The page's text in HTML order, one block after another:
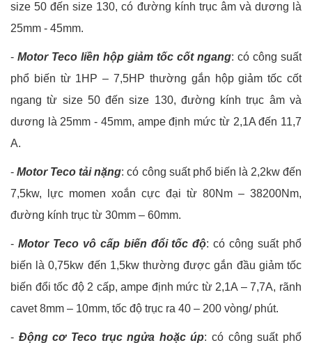
size 50 đến size 130, có đường kính trục âm và dương là
25mm - 45mm.
- Motor Teco liền hộp giảm tốc cốt ngang: có công suất
phổ biến từ 1HP – 7,5HP thường gắn hộp giảm tốc cốt
ngang từ size 50 đến size 130, đường kính trục âm và
dương là 25mm - 45mm, ampe định mức từ 2,1A đến 11,7
A.
-Motor Teco tải nặng: có công suất phổ biến là 2,2kw đến
7,5kw, lực momen xoắn cực đại từ 80Nm – 38200Nm,
đường kính trục từ 30mm – 60mm.
- Motor Teco vô cấp biến đổi tốc độ: có công suất phổ
biến là 0,75kw đến 1,5kw thường được gắn đầu giảm tốc
biến đổi tốc độ 2 cấp, ampe định mức từ 2,1A – 7,7A, rãnh
cavet 8mm – 10mm, tốc độ trục ra 40 – 200 vòng/ phút.
- Động cơ Teco trục ngửa hoặc úp: có công suất phổ